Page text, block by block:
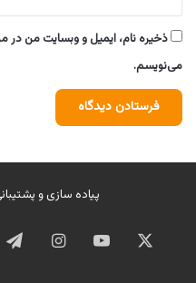
ذخیره نام، ایمیل و وبسایت من در
می‌نویسم.
پیاده سازی و
ایکس یوتیوب